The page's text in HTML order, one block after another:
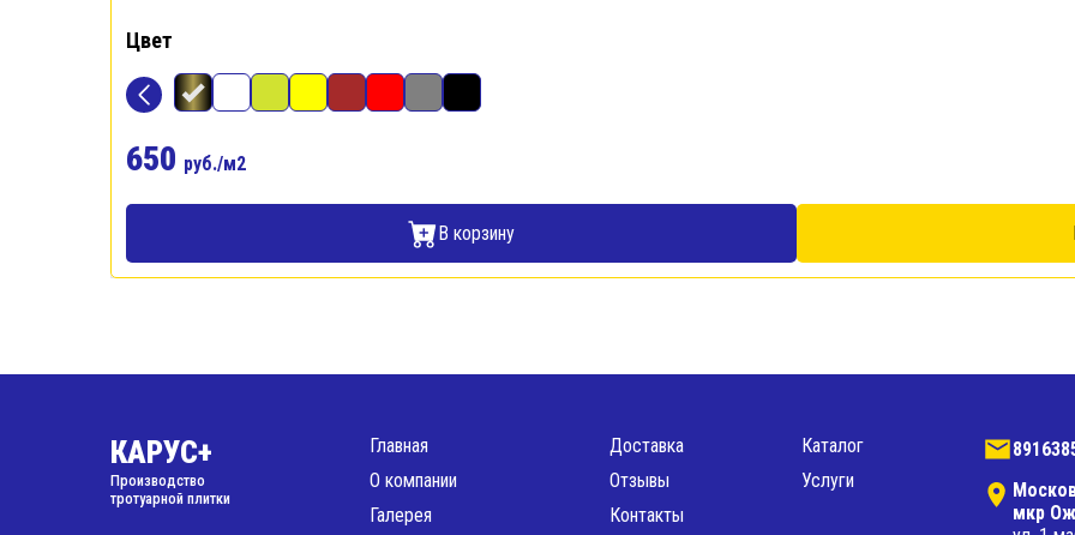
Цвет
650 руб./м2
В корзину
КАРУС+
Производство
тротуарной плитки
Главная
О компании
Галерея
Доставка
Отзывы
Контакты
Каталог
Услуги
мкр